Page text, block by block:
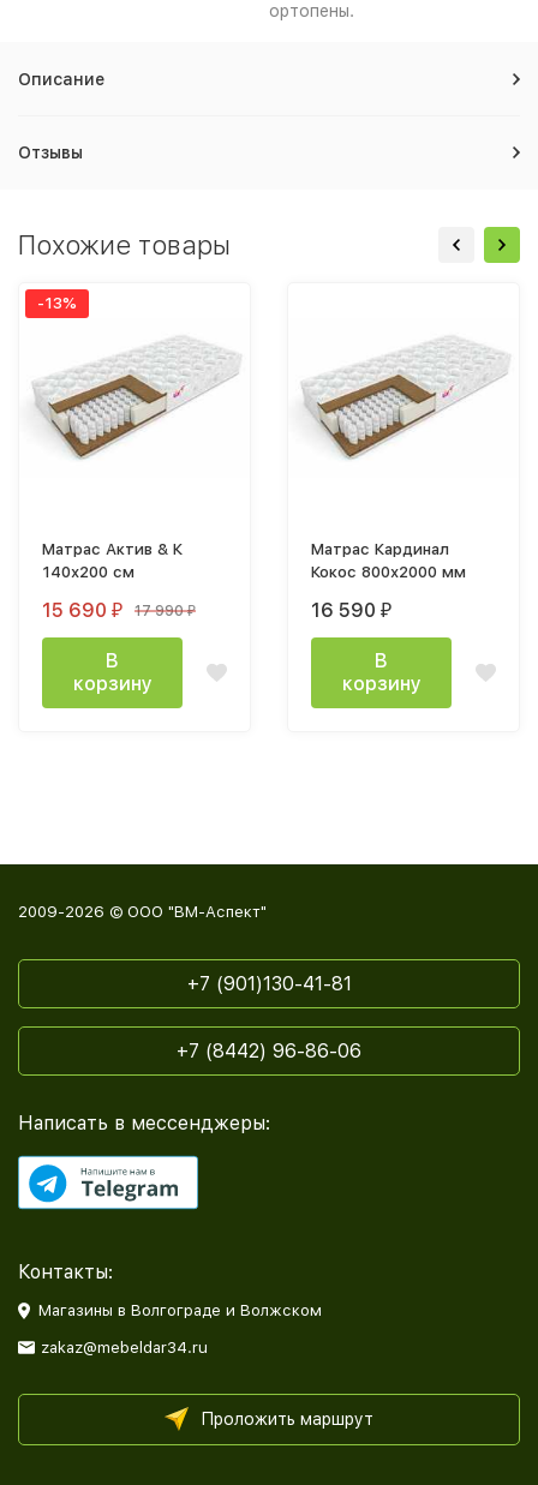
ортопены.
Описание
Отзывы
Похожие товары
-13%
Матрас Актив & К
140х200 см
15 690 ₽ 17 990₽
В
корзину
Матрас Кардинал
Кокос 800х2000 мм
16 590 ₽
В
корзину
2009-2026 © ООО "ВМ-Аспект"
+7 (901)130-41-81
+7 (8442) 96-86-06
Написать в мессенджеры:
Контакты:
Магазины в Волгограде и Волжском
zakaz@mebeldar34.ru
Проложить маршрут